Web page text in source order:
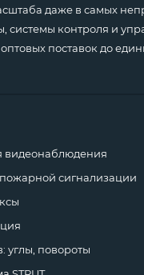
даже в самых
системы контроля и
поставок до
видеонаблюдения
сигнализации
углы, повороты